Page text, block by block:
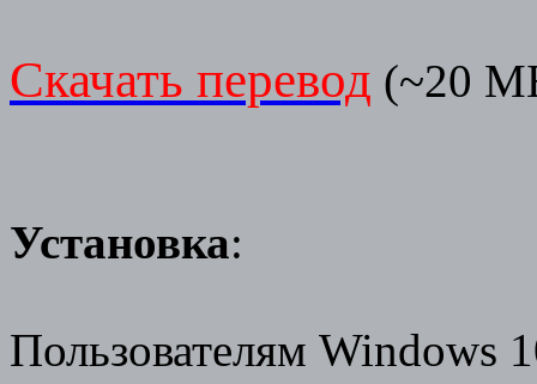
Скачать перевод (~20
Установка:
Пользователям Windows